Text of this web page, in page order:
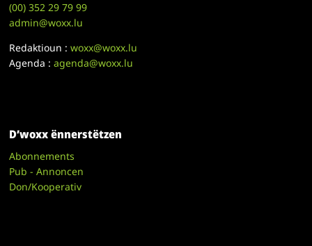
(00)352 29 79 99
admin@woxx.lu
Redaktioun :woxx@woxx.lu
Agenda :agenda@woxx.lu
D’woxx ënnerstëtzen
Abonnements
Pub - Annoncen
Don/Kooperativ